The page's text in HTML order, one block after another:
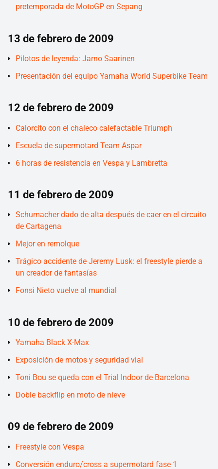
pretemporada de MotoGP en Sepang
13 de febrero de 2009
Pilotos de leyenda: Jarno Saarinen
Presentación del equipo Yamaha World Superbike Team
12 de febrero de 2009
Calorcito con el chaleco calefactable Triumph
Escuela de supermotard Team Aspar
6 horas de resistencia en Vespa y Lambretta
11 de febrero de 2009
Schumacher dado de alta después de caer en el circuito
de Cartagena
Mejor en remolque
Trágico accidente de Jeremy Lusk: el freestyle pierde a
un creador de fantasías
Fonsi Nieto vuelve al mundial
10 de febrero de 2009
Yamaha Black X-Max
Exposición de motos y seguridad vial
Toni Bou se queda con el Trial Indoor de Barcelona
Doble backflip en moto de nieve
09 de febrero de 2009
Freestyle con Vespa
Conversión enduro/cross a supermotard fase 1